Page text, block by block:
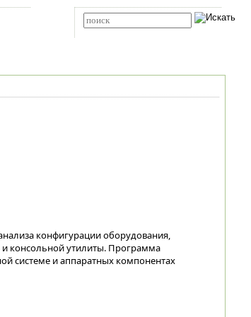
конфигурации оборудования,
и консольной утилиты. Программа
системе и аппаратных компонентах